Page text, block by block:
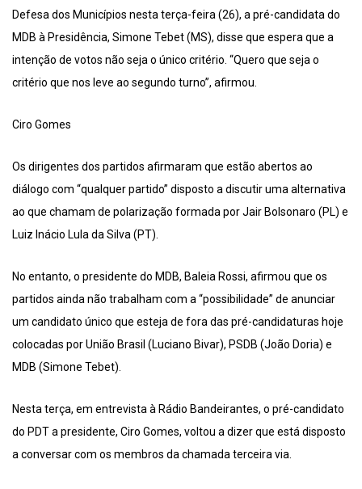
Defesa dos Municípios nesta terça-feira (26), a pré-candidata do
MDB à Presidência, Simone Tebet (MS), disse que espera que a
intenção de votos não seja o único critério. “Quero que seja o
critério que nos leve ao segundo turno”, afirmou.
Ciro Gomes
Os dirigentes dos partidos afirmaram que estão abertos ao
diálogo com “qualquer partido” disposto a discutir uma alternativa
ao que chamam de polarização formada por Jair Bolsonaro (PL) e
Luiz Inácio Lula da Silva (PT).
No entanto, o presidente do MDB, Baleia Rossi, afirmou que os
partidos ainda não trabalham com a “possibilidade” de anunciar
um candidato único que esteja de fora das pré-candidaturas hoje
colocadas por União Brasil (Luciano Bivar), PSDB (João Doria) e
MDB (Simone Tebet).
Nesta terça, em entrevista à Rádio Bandeirantes, o pré-candidato
do PDT a presidente, Ciro Gomes, voltou a dizer que está disposto
a conversar com os membros da chamada terceira via.